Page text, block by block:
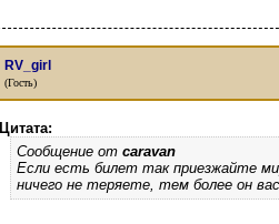
RV_girl
(Гость)
Цитата:
Сообщение от caravan
Если есть билет так приезжайте
ничего не теряете, тем более он